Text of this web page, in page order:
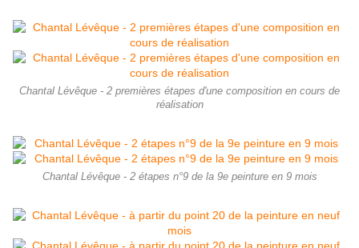
Chantal Lévêque - 2 premières étapes d'une composition en cours de
réalisation
Chantal Lévêque - 2 étapes n°9 de la 9e peinture en 9 mois